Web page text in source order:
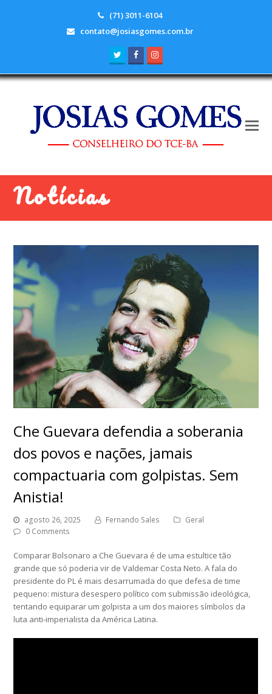
(71) 3011-6104
contato@josiasgomes.com.br
TwitterFacebook
Notícias
Che Guevara defendia a soberania
dos povos e nações, jamais
compactuaria com golpistas. Sem
Anistia!
agosto 26, 2025 Fernando Sales
Geral
0 Comments
Comparar Bolsonaro a Che Guevara é de uma estultice tão
grande que só poderia vir de Valdemar Costa Neto. A fala do
presidente do PL é mais desarrumada do que defesa de time
pequeno: mistura desespero político com submissão ideológica,
tentando equiparar um golpista a um dos maiores símbolos da
luta anti-imperialista da América Latina.